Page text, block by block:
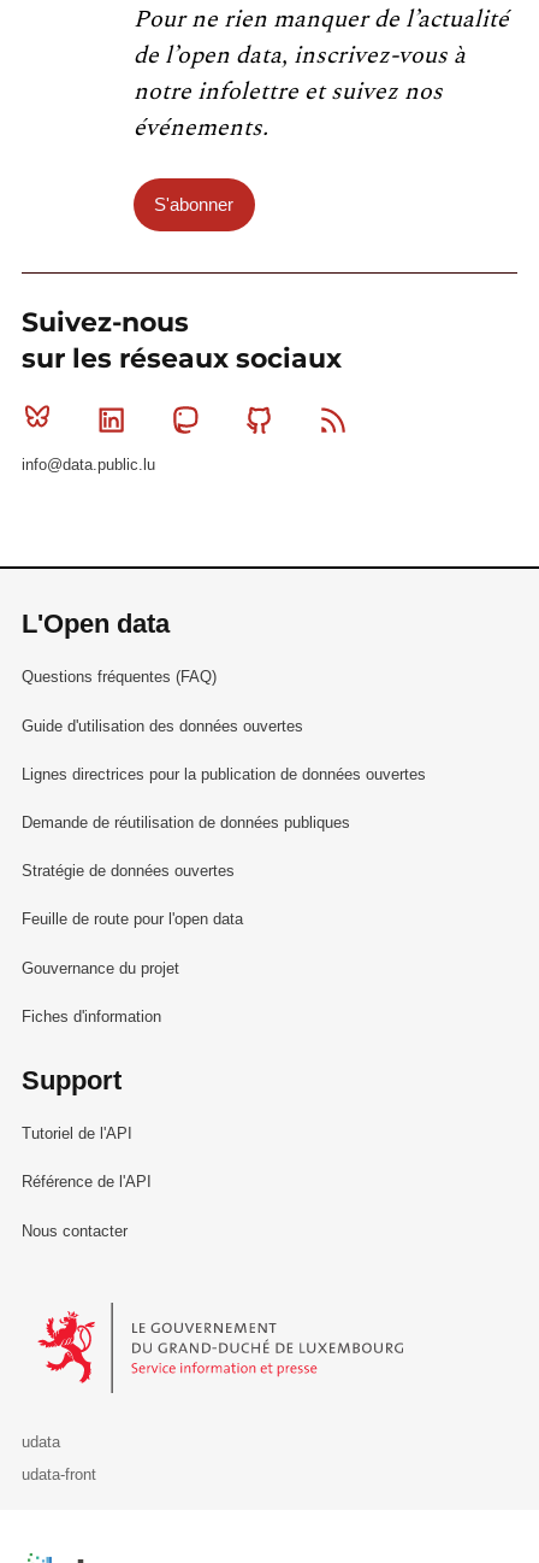
Pour ne rien manquer de l’actualité
de l’open data, inscrivez-vous à
notre infolettre et suivez nos
événements.
S'abonner
Suivez-nous
sur les réseaux sociaux
Bluesky Linkedin MastodonGithub
info@data.public.lu
L'Open data
Questions fréquentes (FAQ)
Guide d'utilisation des données ouvertes
Lignes directrices pour la publication de données ouvertes
Demande de réutilisation de données publiques
Stratégie de données ouvertes
Feuille de route pour l'open data
Gouvernance du projet
Fiches d'information
Support
Tutoriel de l'API
Référence de l'API
Nous contacter
Le Gouvernement du Grand-Duché de Luxembourg - Service
udata
udata-front